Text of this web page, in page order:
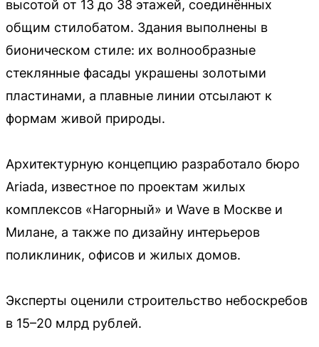
высотой от 13 до 38 этажей, соединённых
общим стилобатом. Здания выполнены в
бионическом стиле: их волнообразные
стеклянные фасады украшены золотыми
пластинами, а плавные линии отсылают к
формам живой природы.
Архитектурную концепцию разработало бюро
Ariada, известное по проектам жилых
комплексов «Нагорный» и Wave в Москве и
Милане, а также по дизайну интерьеров
поликлиник, офисов и жилых домов.
Эксперты оценили строительство небоскребов
в 15–20 млрд рублей.